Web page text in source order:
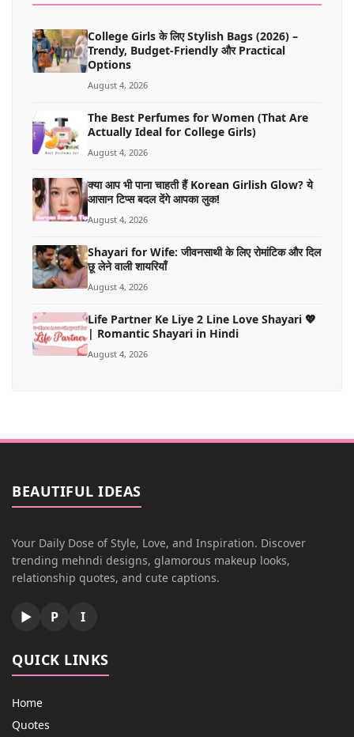
College Girls के लिए Stylish Bags (2026) –
Trendy, Budget-Friendly और Practical
Options
August 4, 2026
The Best Perfumes for Women (That Are
Actually Ideal for College Girls)
August 4, 2026
क्या आप भी पाना चाहती हैं Korean Girlish Glow? ये
आसान टिप्स बदल देंगे आपका लुक!
August 4, 2026
Shayari for Wife: जीवनसाथी के लिए रोमांटिक और दिल
छू लेने वाली शायरियाँ
August 4, 2026
Life Partner Ke Liye 2 Line Love Shayari 💖
| Romantic Shayari in Hindi
August 4, 2026
BEAUTIFUL IDEAS
Your Daily Dose of Style, Love, and Inspiration. Discover
trending mehndi designs, glamorous makeup looks,
relationship quotes, and cute captions.
▶ P I
QUICK LINKS
Home
Quotes